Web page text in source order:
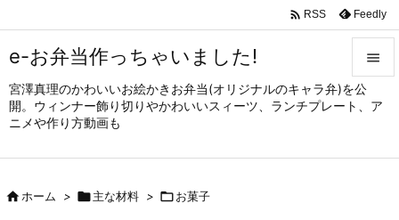
e-お弁当作っちゃいました!
宮澤真理のかわいいお絵かきお弁当(オリジナルのキャラ弁)を公
開。ウィンナー飾り切りやかわいいスィーツ、ランチプレート、ア
ニメや作り方動画も


メニュ
サイド
 RSS Feedly
ホーム > 主な材料 > お菓子